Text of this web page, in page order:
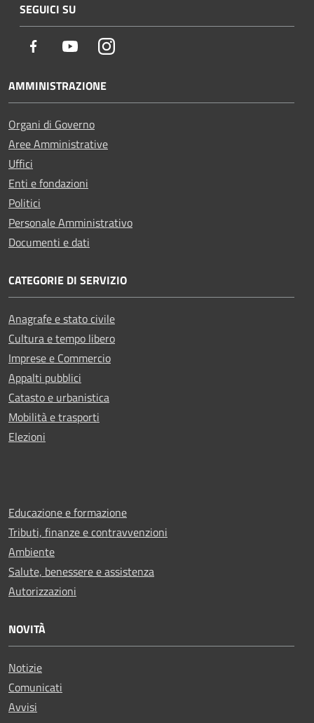
SEGUICI SU
Facebook YoutubeInstagram
AMMINISTRAZIONE
Organi di Governo
Aree Amministrative
Uffici
Enti e fondazioni
Politici
Personale Amministrativo
Documenti e dati
CATEGORIE DI SERVIZIO
Anagrafe e stato civile
Cultura e tempo libero
Imprese e Commercio
Appalti pubblici
Catasto e urbanistica
Mobilità e trasporti
Elezioni
Educazione e formazione
Tributi, finanze e contravvenzioni
Ambiente
Salute, benessere e assistenza
Autorizzazioni
NOVITÀ
Notizie
Comunicati
Avvisi